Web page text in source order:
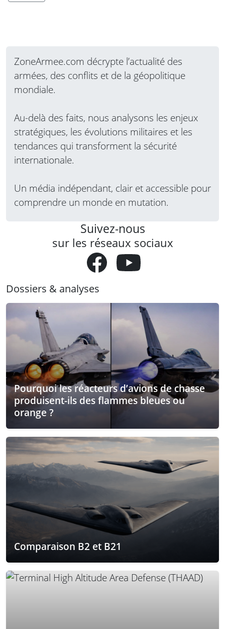
ZoneArmee.com décrypte l’actualité des
armées, des conflits et de la géopolitique
mondiale.
Au-delà des faits, nous analysons les enjeux
stratégiques, les évolutions militaires et les
tendances qui transforment la sécurité
internationale.
Un média indépendant, clair et accessible pour
comprendre un monde en mutation.
Suivez-nous
sur les réseaux sociaux
Dossiers & analyses
Pourquoi les réacteurs d’avions de chasse
produisent-ils des flammes bleues ou
orange ?
Comparaison B2 et B21